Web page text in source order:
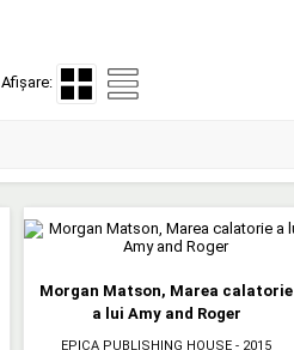
Afișare:
Morgan Matson, Marea calatorie
a lui Amy and Roger
EPICA PUBLISHING HOUSE - 2015